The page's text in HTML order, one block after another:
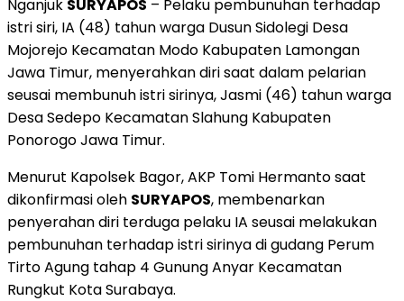
Nganjuk SURYAPOS – Pelaku pembunuhan terhadap
istri siri, IA (48) tahun warga Dusun Sidolegi Desa
Mojorejo Kecamatan Modo Kabupaten Lamongan
Jawa Timur, menyerahkan diri saat dalam pelarian
seusai membunuh istri sirinya, Jasmi (46) tahun warga
Desa Sedepo Kecamatan Slahung Kabupaten
Ponorogo Jawa Timur.
Menurut Kapolsek Bagor, AKP Tomi Hermanto saat
dikonfirmasi oleh SURYAPOS, membenarkan
penyerahan diri terduga pelaku IA seusai melakukan
pembunuhan terhadap istri sirinya di gudang Perum
Tirto Agung tahap 4 Gunung Anyar Kecamatan
Rungkut Kota Surabaya.